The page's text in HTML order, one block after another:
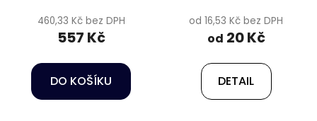
460,33 Kč bez DPH
557 Kč
DO KOŠÍKU
od 16,53 Kč bez DPH
od 20 Kč
DETAIL